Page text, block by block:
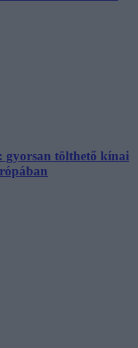
gyorsan tölthető kínai